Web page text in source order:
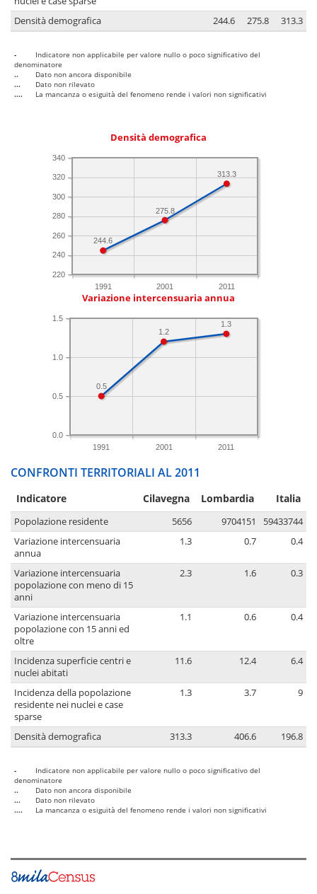
Densità demografica 244.6 275.8 313.3
-
Indicatore non applicabile per valore nullo o poco significativo del
denominatore
..
Dato non ancora disponibile
...
Dato non rilevato
....
La mancanza o esiguità del fenomeno rende i valori non significativi
Densità demografica
1991 2001 2011
220
240
260
280
300
320
340
313.3
275.8
244.6
Variazione intercensuaria annua
1991 2001 2011
0.0
0.5
1.0
1.5
1.3
1.2
0.5
CONFRONTI TERRITORIALI AL 2011
Indicatore Cilavegna Lombardia Italia
Popolazione residente 5656 9704151
59433744
Variazione intercensuaria
annua
1.3 0.7 0.4
Variazione intercensuaria
popolazione con meno di 15
anni
2.3 1.6 0.3
Variazione intercensuaria
popolazione con 15 anni ed
oltre
1.1 0.6 0.4
Incidenza superficie centri e
nuclei abitati
11.6 12.4 6.4
Incidenza della popolazione
residente nei nuclei e case
sparse
1.3 3.7 9
Densità demografica 313.3 406.6 196.8
-
Indicatore non applicabile per valore nullo o poco significativo del
denominatore
..
Dato non ancora disponibile
...
Dato non rilevato
....
La mancanza o esiguità del fenomeno rende i valori non significativi